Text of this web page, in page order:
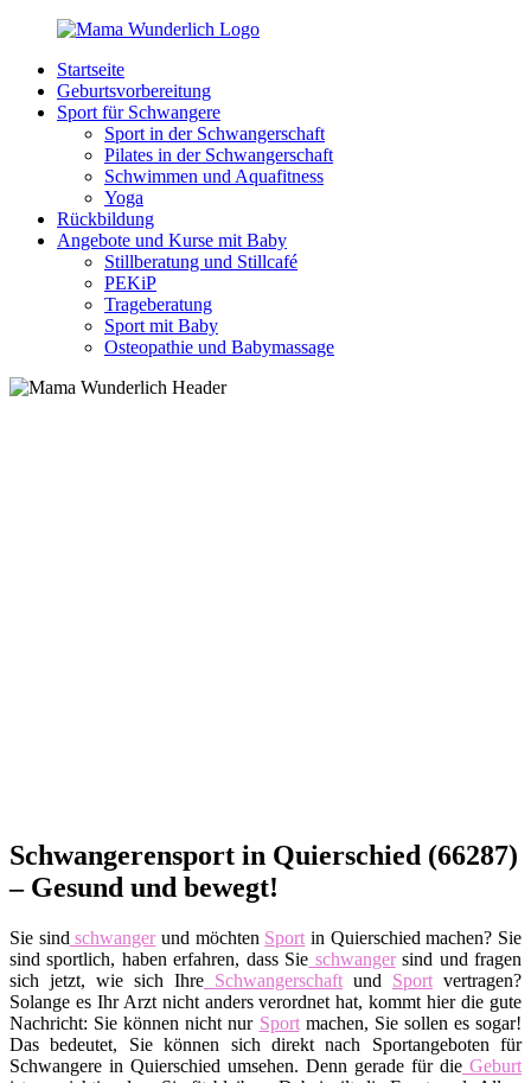
Zurück
Inhalt
MamaWunderlich.de
Mutti
sein
wunderbar!
Startseite
Geburtsvorbereitung
Sport für Schwangere
Sport in der Schwangerschaft
Pilates in der Schwangerschaft
Schwimmen und Aquafitness
Yoga
Rückbildung
Angebote und Kurse mit Baby
Stillberatung und Stillcafé
PEKiP
Trageberatung
Sport mit Baby
Osteopathie und Babymassage
Schwangerensport in Quierschied (66287)
– Gesund und bewegt!
Sie sind schwangerund möchten Sport in Quierschied machen? Sie
sind sportlich, haben erfahren, dass Sie schwangersind und fragen
sich jetzt, wie sich Ihre Schwangerschaft und Sport vertragen?
Solange es Ihr Arzt nicht anders verordnet hat, kommt hier die gute
Nachricht: Sie können nicht nur Sportmachen, Sie sollen es sogar!
Das bedeutet, Sie können sich direkt nach Sportangeboten für
Schwangere in Quierschied umsehen. Denn gerade für die Geburt